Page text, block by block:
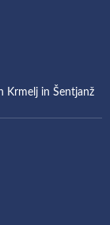
Krmelj in Šentjanž